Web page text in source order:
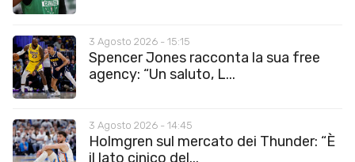
3 Agosto 2026 - 15:15
Spencer Jones racconta la sua free
agency: “Un saluto, L...
3 Agosto 2026 - 14:45
Holmgren sul mercato dei Thunder: “È
il lato cinico del...